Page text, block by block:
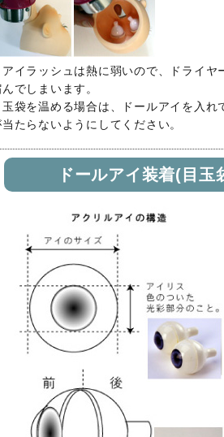
イラッシュは熱に弱いので、ドライヤ
でしまいます。
玉袋を温める場合は、ドールアイを入れ
たらないようにしてください。
ドールアイ装着(目玉